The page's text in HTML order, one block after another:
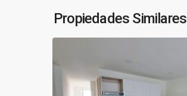
Propiedades Similares
Fusagasugá